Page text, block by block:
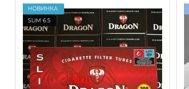
НОВИНКА
SLIM 6.5